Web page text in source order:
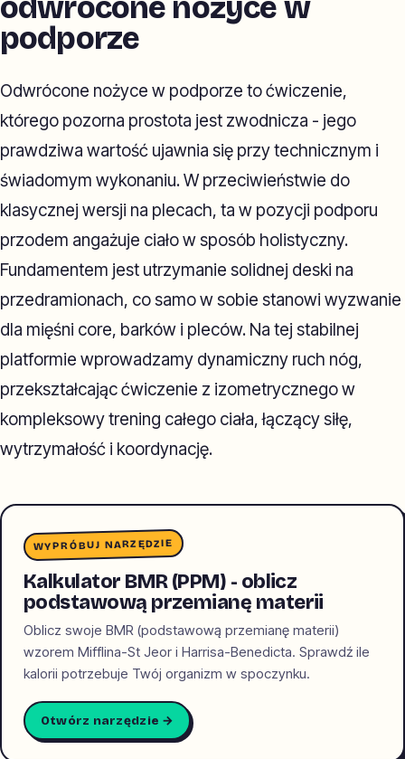
odwrócone nożyce w
podporze
Odwrócone nożyce w podporze to ćwiczenie,
którego pozorna prostota jest zwodnicza - jego
prawdziwa wartość ujawnia się przy technicznym i
świadomym wykonaniu. W przeciwieństwie do
klasycznej wersji na plecach, ta w pozycji podporu
przodem angażuje ciało w sposób holistyczny.
Fundamentem jest utrzymanie solidnej deski na
przedramionach, co samo w sobie stanowi wyzwanie
dla mięśni core, barków i pleców. Na tej stabilnej
platformie wprowadzamy dynamiczny ruch nóg,
przekształcając ćwiczenie z izometrycznego w
kompleksowy trening całego ciała, łączący siłę,
wytrzymałość i koordynację.
WYPRÓBUJ NARZĘDZIE
Kalkulator BMR (PPM) - oblicz
podstawową przemianę materii
Oblicz swoje BMR (podstawową przemianę materii)
wzorem Mifflina-St Jeor i Harrisa-Benedicta. Sprawdź ile
kalorii potrzebuje Twój organizm w spoczynku.
Otwórz narzędzie →